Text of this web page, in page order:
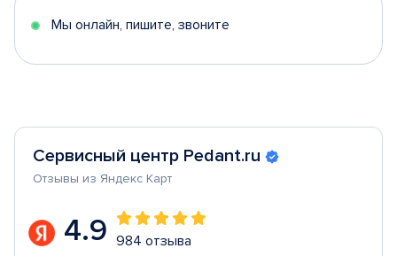
Мы онлайн, пишите, звоните
Сервисный центр Pedant.ru
Отзывы из Яндекс Карт
4.9 984 отзыва